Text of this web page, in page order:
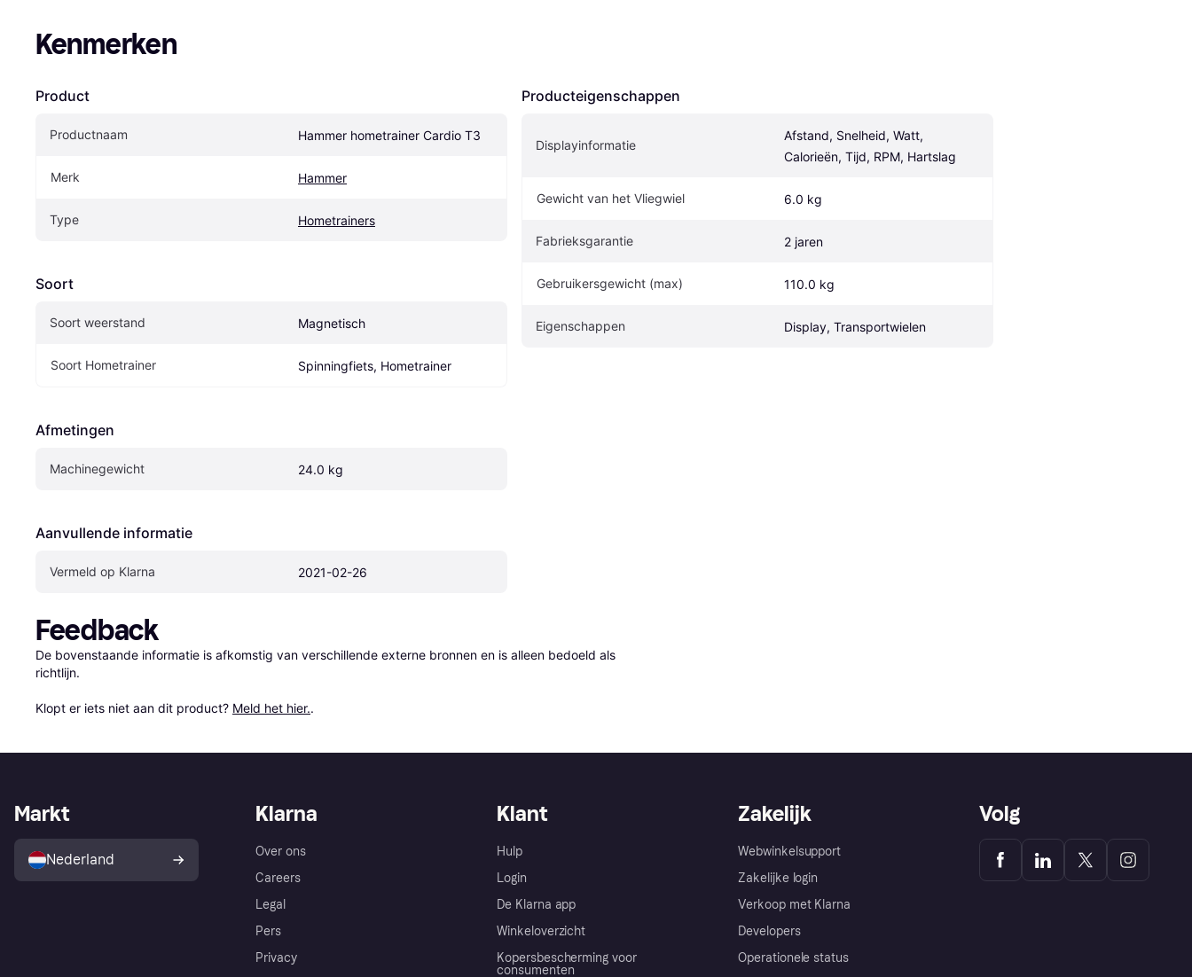
Kenmerken
Product
Productnaam Hammer hometrainer Cardio T3
Merk Hammer
Type Hometrainers
Soort
Soort weerstand Magnetisch
Soort Hometrainer Spinningfiets, Hometrainer
Afmetingen
Machinegewicht 24.0 kg
Aanvullende informatie
Vermeld op Klarna 2021-02-26
Producteigenschappen
Displayinformatie
Afstand, Snelheid, Watt,
Calorieën, Tijd, RPM, Hartslag
Gewicht van het Vliegwiel 6.0 kg
Fabrieksgarantie 2 jaren
Gebruikersgewicht (max) 110.0 kg
Eigenschappen Display, Transportwielen
Feedback
De bovenstaande informatie is afkomstig van verschillende externe bronnen en is alleen bedoeld als
richtlijn.
Klopt er iets niet aan dit product? Meld het hier..
Klarna
Over ons
Careers
Legal
Pers
Privacy
Klant
Hulp
Login
De Klarna app
Winkeloverzicht
Kopersbescherming voor
consumenten
Zakelijk
Webwinkelsupport
Zakelijke login
Verkoop met Klarna
Developers
Operationele status
Markt
Nederland
Volg